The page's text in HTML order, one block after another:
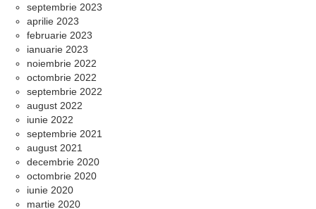
septembrie 2023
aprilie 2023
februarie 2023
ianuarie 2023
noiembrie 2022
octombrie 2022
septembrie 2022
august 2022
iunie 2022
septembrie 2021
august 2021
decembrie 2020
octombrie 2020
iunie 2020
martie 2020